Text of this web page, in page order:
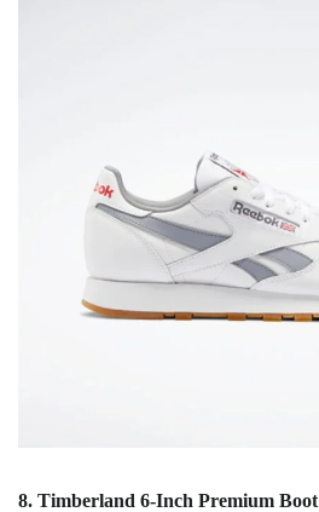
8. Timberland 6-Inch Premium Boot